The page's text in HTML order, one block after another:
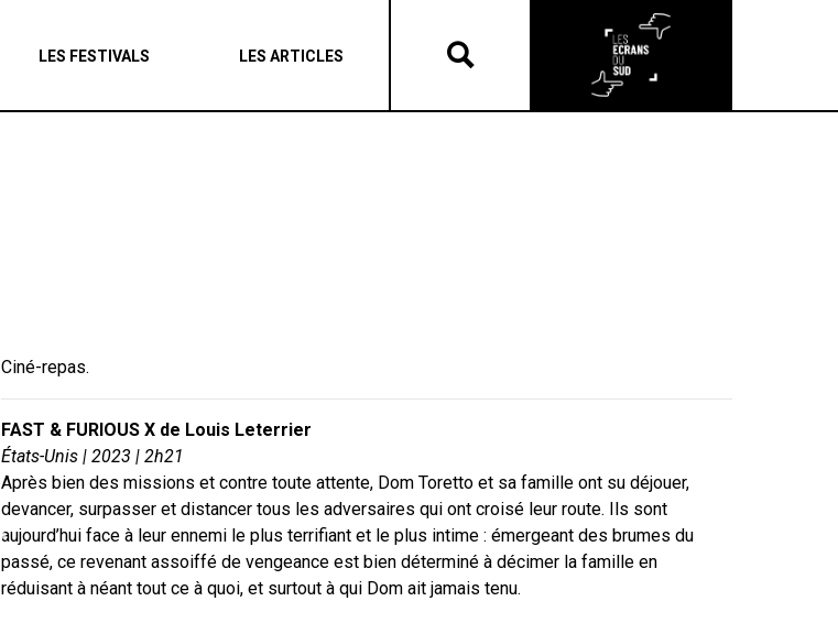
LES FESTIVALS LES ARTICLES
Ciné-repas.
FAST & FURIOUS X de Louis Leterrier
États-Unis | 2023 | 2h21
Après bien des missions et contre toute attente, Dom Toretto et sa famille ont su déjouer,
devancer, surpasser et distancer tous les adversaires qui ont croisé leur route. Ils sont
aujourd’hui face à leur ennemi le plus terrifiant et le plus intime : émergeant des brumes du
passé, ce revenant assoiffé de vengeance est bien déterminé à décimer la famille en
réduisant à néant tout ce à quoi, et surtout à qui Dom ait jamais tenu.